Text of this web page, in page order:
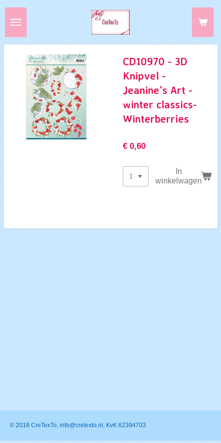
Ga
direct
de
hoofdinhoud
CD10970 - 3D
Knipvel -
Jeanine's Art -
winter classics-
Winterberries
€ 0,60
In
winkelwagen
© 2018 CreTexTo, info@cretexto.nl, KvK 62394703